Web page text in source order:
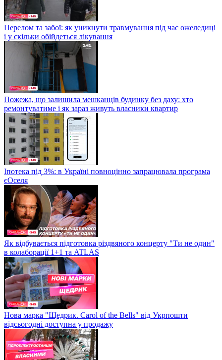
Перелом та забої: як уникнути травмування під час ожеледиці
і у скільки обійдеться лікування
Пожежа, що залишила мешканців будинку без даху: хто
ремонтуватиме і як зараз живуть власники квартир
Іпотека під 3%: в Україні повноцінно запрацювала програма
єОселя
Як відбувається підготовка різдвяного концерту "Ти не один"
в колаборації 1+1 та ATLAS
Нова марка "Щедрик. Carol of the Bells" від Укрпошти
відсьогодні доступна у продажу